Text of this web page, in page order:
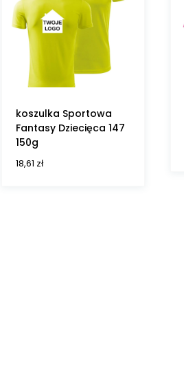
koszulka Sportowa
Fantasy Dziecięca 147
150g
18,61 zł